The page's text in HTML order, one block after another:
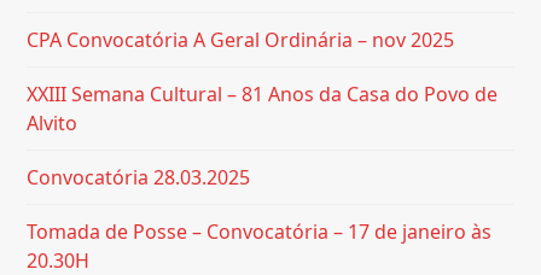
CPA Convocatória A Geral Ordinária – nov 2025
XXIII Semana Cultural – 81 Anos da Casa do Povo de
Alvito
Convocatória 28.03.2025
Tomada de Posse – Convocatória – 17 de janeiro às
20.30H